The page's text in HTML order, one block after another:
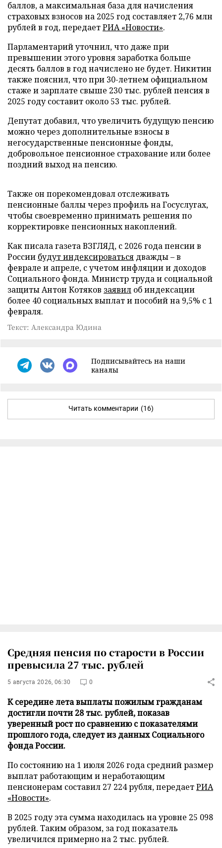
баллов, а максимальная база для начисления
страховых взносов на 2025 год составляет 2,76 млн
рублей в год, передаетРИА «Новости».
Парламентарий уточнил, что даже при
превышении этого уровня заработка больше
десять баллов в год начислено не будет. Никитин
также пояснил, что при 30-летнем официальном
стаже и зарплате свыше 230 тыс. рублей пенсия в
2025 году составит около 53 тыс. рублей.
Депутат добавил, что увеличить будущую пенсию
можно через дополнительные взносы в
негосударственные пенсионные фонды,
добровольное пенсионное страхование или более
поздний выход на пенсию.
Также он порекомендовал отслеживать
пенсионные баллы через профиль на Госуслугах,
чтобы своевременно принимать решения по
корректировке пенсионных накоплений.
Как писала газета ВЗГЛЯД, с 2026 года пенсии в
России будут индексироваться дважды – в
феврале и апреле, с учетом инфляции и доходов
Социального фонда. Министр труда и социальной
защиты Антон Котяков заявил об индексации
более 40 социальных выплат и пособий на 9,5% с 1
февраля.
Текст: Александра Юдина
Подписывайтесь на наши
каналы
Читать комментарии (16)
Средняя пенсия по старости в России
превысила 27 тыс. рублей
5 августа 2026, 06:30 0
К середине лета выплаты пожилым гражданам
достигли почти 28 тыс. рублей, показав
уверенный рост по сравнению с показателями
прошлого года, следует из данных Социального
фонда России.
По состоянию на 1 июля 2026 года средний размер
выплат работающим и неработающим
пенсионерам составил 27 224 рубля, передаетРИА
«Новости».
В 2025 году эта сумма находилась на уровне 25 098
рублей. Таким образом, за год показатель
увеличился примерно на 2 тыс. рублей.